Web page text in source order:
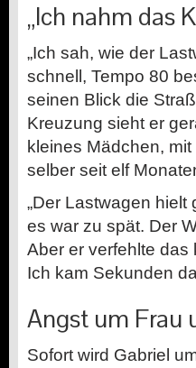
„Ich nahm das
„Ich sah, wie der
schnell, Tempo 80
seinen Blick die
Kreuzung sieht er
kleines Mädchen,
selber seit elf
„Der Lastwagen
es war zu spät. Der
Aber er verfehlte
Ich kam Sekunden
Angst um Frau
Sofort wird Gabriel